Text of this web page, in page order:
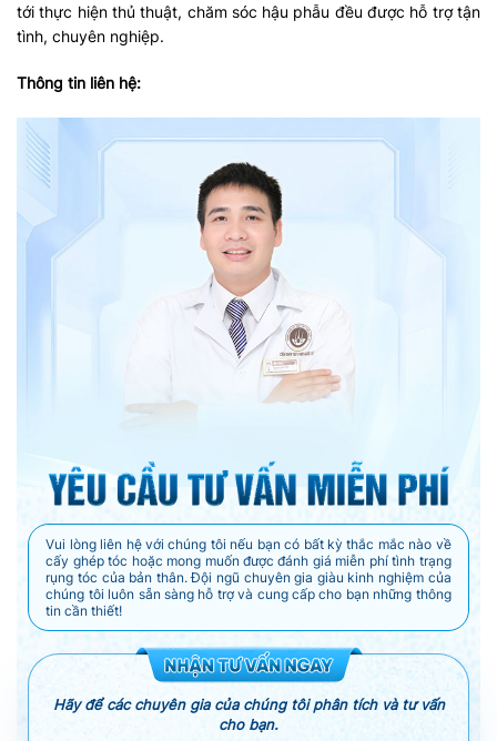
tới thực hiện thủ thuật, chăm sóc hậu phẫu đều được hỗ trợ tận
tình, chuyên nghiệp.
Thông tin liên hệ:
Vui lòng liên hệ với chúng tôi nếu bạn có bất kỳ thắc mắc nào về
cấy ghép tóc hoặc mong muốn được đánh giá miễn phí tình trạng
rụng tóc của bản thân. Đội ngũ chuyên gia giàu kinh nghiệm của
chúng tôi luôn sẵn sàng hỗ trợ và cung cấp cho bạn những thông
tin cần thiết!
Hãy để các chuyên gia của chúng tôi phân tích và tư vấn
cho bạn.